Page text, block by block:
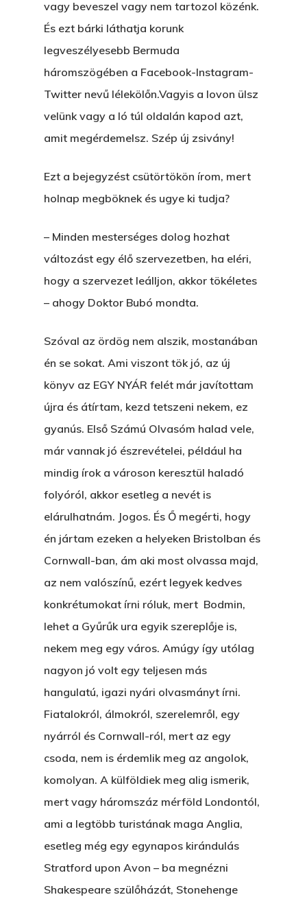
vagy beveszel vagy nem tartozol közénk.
És ezt bárki láthatja korunk
legveszélyesebb Bermuda
háromszögében a Facebook-Instagram-
Twitter nevű lélekölőn.Vagyis a lovon ülsz
velünk vagy a ló túl oldalán kapod azt,
amit megérdemelsz. Szép új zsivány!
Ezt a bejegyzést csütörtökön írom, mert
holnap megböknek és ugye ki tudja?
– Minden mesterséges dolog hozhat
változást egy élő szervezetben, ha eléri,
hogy a szervezet leálljon, akkor tökéletes
– ahogy Doktor Bubó mondta.
Szóval az ördög nem alszik, mostanában
én se sokat. Ami viszont tök jó, az új
könyv az EGY NYÁR felét már javítottam
újra és átírtam, kezd tetszeni nekem, ez
gyanús. Első Számú Olvasóm halad vele,
már vannak jó észrevételei, például ha
mindig írok a városon keresztül haladó
folyóról, akkor esetleg a nevét is
elárulhatnám. Jogos. És Ő megérti, hogy
én jártam ezeken a helyeken Bristolban és
Cornwall-ban, ám aki most olvassa majd,
az nem valószínű, ezért legyek kedves
konkrétumokat írni róluk, mert Bodmin,
lehet a Gyűrűk ura egyik szereplője is,
nekem meg egy város. Amúgy így utólag
nagyon jó volt egy teljesen más
hangulatú, igazi nyári olvasmányt írni.
Fiatalokról, álmokról, szerelemről, egy
nyárról és Cornwall-ról, mert az egy
csoda, nem is érdemlik meg az angolok,
komolyan. A külföldiek meg alig ismerik,
mert vagy háromszáz mérföld Londontól,
ami a legtöbb turistának maga Anglia,
esetleg még egy egynapos kirándulás
Stratford upon Avon – ba megnézni
Shakespeare szülőházát, Stonehenge